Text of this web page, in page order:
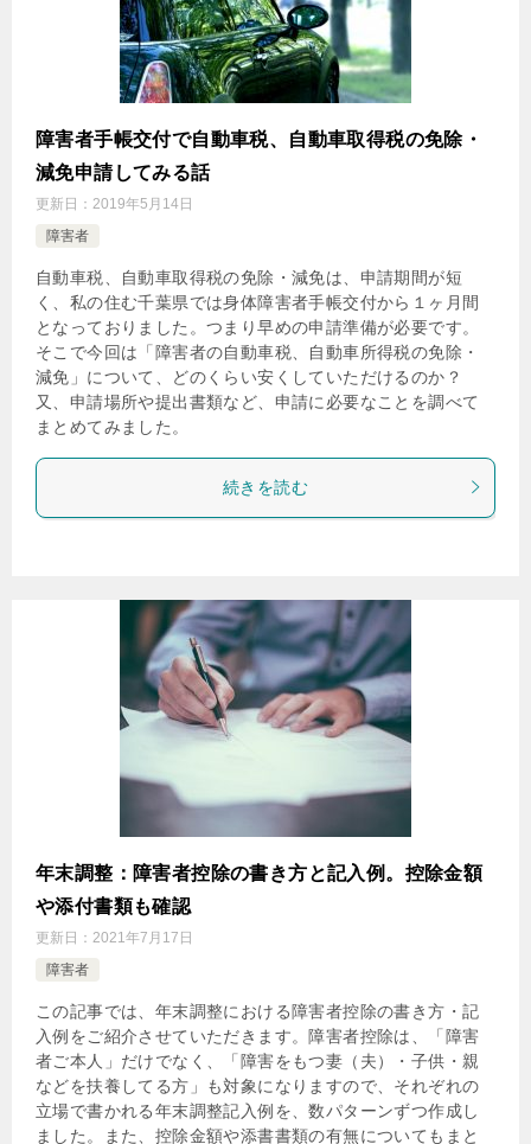
障害者手帳交付で自動車税、自動車取得税の免除・
減免申請してみる話
更新日： 2019年5月14日
障害者
自動車税、自動車取得税の免除・減免は、申請期間が短
く、私の住む千葉県では身体障害者手帳交付から１ヶ月間
となっておりました。つまり早めの申請準備が必要です。
そこで今回は「障害者の自動車税、自動車所得税の免除・
減免」について、どのくらい安くしていただけるのか？
又、申請場所や提出書類など、申請に必要なことを調べて
まとめてみました。
続きを読む
年末調整：障害者控除の書き方と記入例。控除金額
や添付書類も確認
更新日： 2021年7月17日
障害者
この記事では、年末調整における障害者控除の書き方・記
入例をご紹介させていただきます。障害者控除は、「障害
者ご本人」だけでなく、「障害をもつ妻（夫）・子供・親
などを扶養してる方」も対象になりますので、それぞれの
立場で書かれる年末調整記入例を、数パターンずつ作成し
ました。また、控除金額や添書書類の有無についてもまと